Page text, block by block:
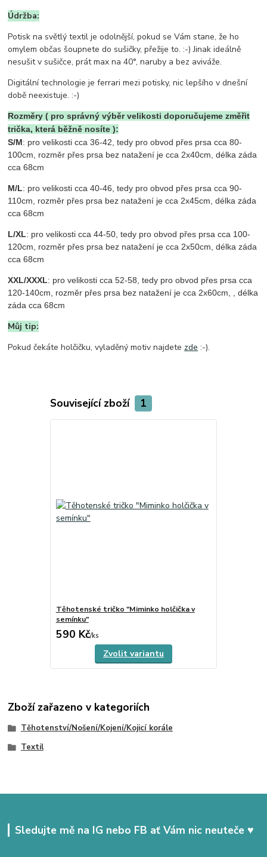
Údržba:
Potisk na světlý textil je odolnější, pokud se Vám stane, že ho
omylem občas šoupnete do sušičky, přežije to. :-) Jinak ideálně
nesušit v sušičce, prát max na 40°, naruby a bez aviváže.
Digitální technologie je ferrari mezi potisky, nic lepšího v dnešní
době neexistuje. :-)
Rozměry ( pro správný výběr velikosti doporučujeme změřit
trička, která běžně nosíte ):
S/M: pro velikosti cca 36-42, tedy pro obvod přes prsa cca 80-
100cm, rozměr přes prsa bez natažení je cca 2x40cm, délka záda
cca 68cm
M/L: pro velikosti cca 40-46, tedy pro obvod přes prsa cca 90-
110cm, rozměr přes prsa bez natažení je cca 2x45cm, délka záda
cca 68cm
L/XL: pro velikosti cca 44-50, tedy pro obvod přes prsa cca 100-
120cm, rozměr přes prsa bez natažení je cca 2x50cm, délka záda
cca 68cm
XXL/XXXL: pro velikosti cca 52-58, tedy pro obvod přes prsa cca
120-140cm, rozměr přes prsa bez natažení je cca 2x60cm, , délka
záda cca 68cm
Můj tip:
Pokud čekáte holčičku, vyladěný motiv najdete zde :-).
Související zboží 1
Těhotenské tričko "Miminko holčička v
semínku"
590 Kč/ks
Zvolit variantu
Zboží zařazeno v kategoriích
Těhotenství/Nošení/Kojení/Kojicí korále
Textil
Sledujte mě na IG nebo FB ať Vám nic neuteče ♥